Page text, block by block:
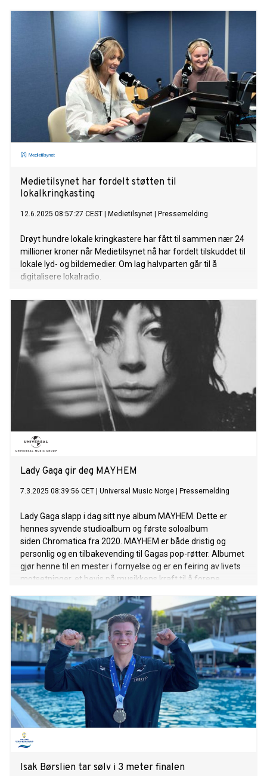
være drivkraften til gjennomføring.
Medietilsynet har fordelt støtten til
lokalkringkasting
12.6.2025 08:57:27 CEST Medietilsynet Pressemelding
Drøyt hundre lokale kringkastere har fått til sammen nær 24
millioner kroner når Medietilsynet nå har fordelt tilskuddet til
lokale lyd- og bildemedier. Om lag halvparten går til å
digitalisere lokalradio.
Lady Gaga gir deg MAYHEM
7.3.2025 08:39:56 CET Universal Music Norge Pressemelding
Lady Gaga slapp i dag sitt nye album MAYHEM. Dette er
hennes syvende studioalbum og første soloalbum
siden Chromatica fra 2020. MAYHEM er både dristig og
personlig og en tilbakevending til Gagas pop-røtter. Albumet
gjør henne til en mester i fornyelse og er en feiring av livets
motsetninger, et bevis på musikkens kraft til å forene
“Abracadabra”, “Disease” og “Die With a Smile”, og er spilt inn
i Shangri-La Studios, nær hennes hjem i Malibu. MAYHEM er
produsert av Lady Gaga, Michael Polansky og Andrew Watt
og inkluderer produksjoner fra Cirkut og Gesaffelstein. Om
MAYHEM sier Gaga: “Even if you can’t put the pieces back
together perfectly, you can create something memorable
and whole in its own way”. Etter et begivenhetsrikt år,
kunngjorde Gaga nylig en stort stadionkonsert på Estadio
GNP Seguros i Mexico City 26. april og en historisk
gratiskonsert på Rio de Janeiros Copacabana 3. mai. 17.
mars vil hun bli hedret med 2025 iHeartRadio I
Isak Børslien tar sølv i 3 meter finalen